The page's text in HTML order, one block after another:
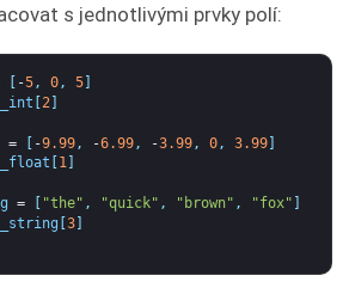
s jednotlivými prvky polí:
-5, 0, 5]
2]
= [ -9.99, -6.99, -3.99, 0, 3.99]
1]
= "the" , "quick" , "brown" , "fox"
[3]